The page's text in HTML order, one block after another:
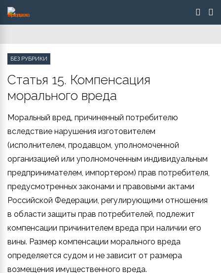
БЕЗ РУБРИКИ
Статья 15. Компенсация
морального вреда
Моральный вред, причиненный потребителю
вследствие нарушения изготовителем
(исполнителем, продавцом, уполномоченной
организацией или уполномоченным индивидуальным
предпринимателем, импортером) прав потребителя,
предусмотренных законами и правовыми актами
Российской Федерации, регулирующими отношения
в области защиты прав потребителей, подлежит
компенсации причинителем вреда при наличии его
вины. Размер компенсации морального вреда
определяется судом и не зависит от размера
возмещения имущественного вреда.